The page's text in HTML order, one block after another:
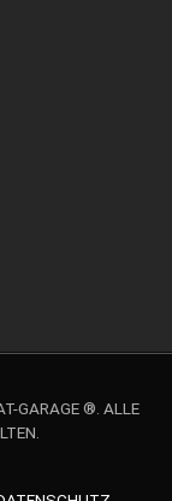
GARAGE ®. ALLE